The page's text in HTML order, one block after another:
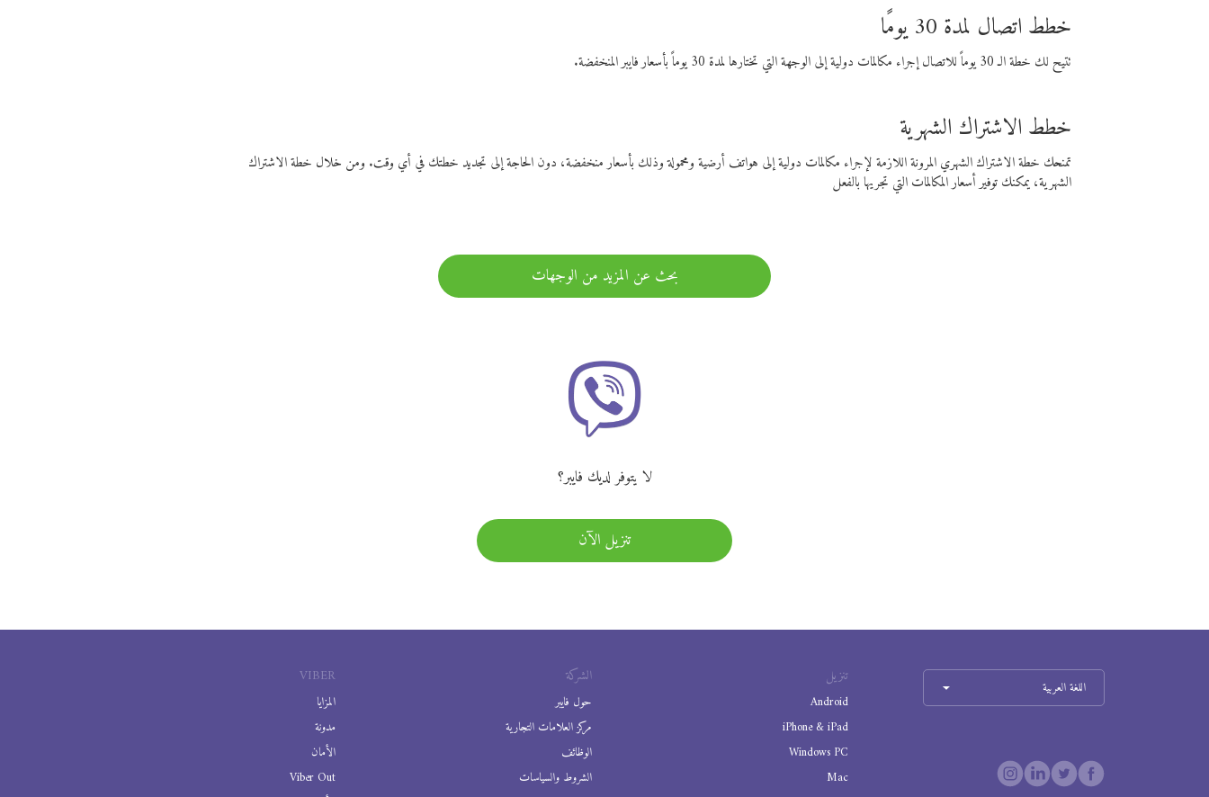
خطط اتصال لمدة 30 يومًا
تتيح لك خطة الـ 30 يوماً للاتصال إجراء مكالمات دولية إلى الوجهة التي تختارها لمدة 30 يوماً بأسعار فايبر المنخفضة.
خطط الاشتراك الشهرية
تمنحك خطة الاشتراك الشهري المرونة اللازمة لإجراء مكالمات دولية إلى هواتف أرضية ومحمولة وذلك بأسعار منخفضة، دون الحاجة إلى تجديد خطتك في أي وقت. ومن خلال خطة الاشتراك
الشهرية، يمكنك توفير أسعار المكالمات التي تجريها بالفعل
بحث عن المزيد من الوجهات
لا يتوفر لديك فايبر؟
تنزيل الآن
VIBER
المزايا
مدونة
الأمان
Viber Out
الشركة
حول فايبر
مركز العلامات التجارية
الوظائف
الشروط والسياسات
تنزيل
Android
iPhone & iPad
Windows PC
Mac
اللغة العربية